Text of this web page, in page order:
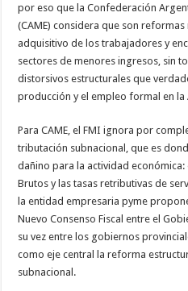
por eso que la Confederación
(CAME) considera que son
adquisitivo de los trabajadores y
sectores de menores ingresos, sin
distorsivos estructurales que
producción y el empleo formal en la
Para CAME, el FMI ignora por
tributación subnacional, que es
dañino para la actividad
Brutos y las tasas retributivas de
la entidad empresaria pyme
Nuevo Consenso Fiscal entre el
su vez entre los gobiernos
como eje central la reforma
subnacional.